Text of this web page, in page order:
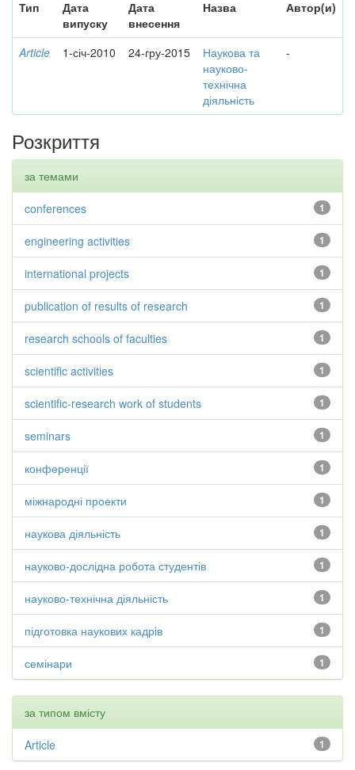
Тип
Дата
випуску
Дата
внесення
Назва Автор(и)
Article 1-січ-2010 24-гру-2015
Наукова та
науково-
технічна
діяльність
-
Розкриття
за темами
1
conferences
1
engineering activities
1
international projects
1
publication of results of research
1
research schools of faculties
1
scientific activities
1
scientific-research work of students
1
seminars
1
конференції
1
міжнародні проекти
1
наукова діяльність
1
науково-дослідна робота студентів
1
науково-технічна діяльність
1
підготовка наукових кадрів
1
семінари
за типом вмісту
1
Article